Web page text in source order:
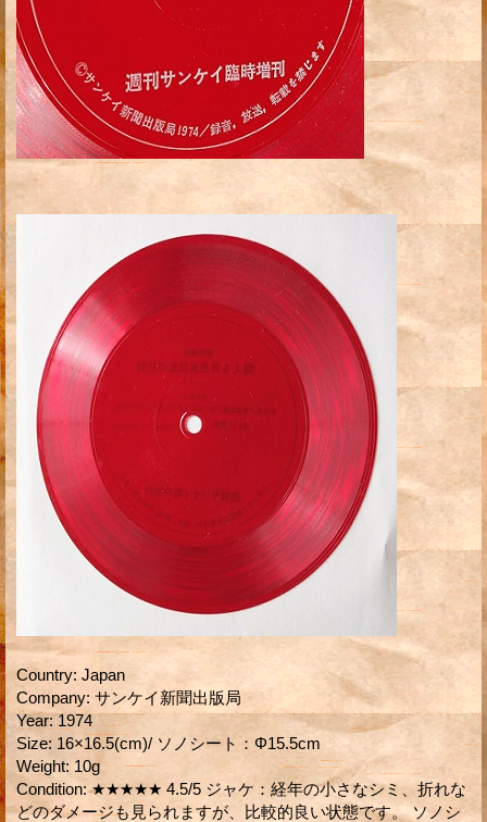
Country: Japan
Company: サンケイ新聞出版局
Year: 1974
Size: 16×16.5(cm)/ ソノシート：Φ15.5cm
Weight: 10g
Condition: ★★★★★ 4.5/5 ジャケ：経年の小さなシミ、折れな
どのダメージも見られますが、比較的良い状態です。 ソノシ